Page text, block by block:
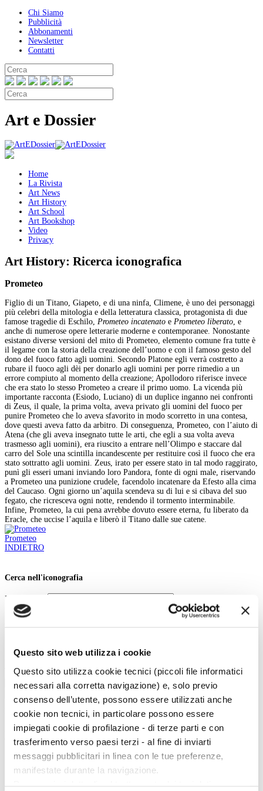
Questo sito web utilizza i cookie
Questo sito utilizza cookie tecnici (piccoli file informatici
necessari alla corretta navigazione) e, solo previo
consenso dell’utente, possono essere utilizzati anche
cookie non tecnici, in particolare possono essere
impiegati cookie di profilazione - di terze parti e con
trasferimento verso paesi terzi - al fine di inviarti
messaggi pubblicitari in linea con le tue preferenze,
manifestate durante la navigazione.
Chi Siamo
Pubblicità
Abbonamenti
Newsletter
Contatti
Art e Dossier
Home
La Rivista
Art News
Art History
Art School
Art Bookshop
Video
Privacy
Art History: Ricerca iconografica
Prometeo
Figlio di un Titano, Giapeto, e di una ninfa, Climene, è uno dei personaggi
più celebri della mitologia e della letteratura classica, protagonista di due
famose tragedie di Eschilo, Prometeo incatenato e Prometeo liberato, e
anche di numerose opere letterarie moderne e contemporanee. Nonostante
esistano diverse versioni del mito di Prometeo, elemento comune fra tutte è
il legame con la storia della creazione dell’uomo e con il famoso gesto del
dono del fuoco fatto agli uomini. Secondo Platone egli verrà costretto a
rubare il fuoco agli dèi per donarlo agli uomini per porre rimedio a un
errore compiuto al momento della creazione; Apollodoro riferisce invece
che era stato lo stesso Prometeo a creare il primo uomo. La vicenda più
importante racconta (Esiodo, Luciano) di un duplice inganno nei confronti
di Zeus, il quale, la prima volta, aveva privato gli uomini del fuoco per
punire Prometeo che lo aveva sfavorito in modo scorretto in una contesa,
dove questi aveva fatto da arbitro. Di conseguenza, Prometeo, con l’aiuto di
Atena (che gli aveva insegnato tutte le arti, che egli a sua volta aveva
trasmesso agli uomini), era riuscito a entrare nell’Olimpo e staccare dal
carro del Sole una scintilla incandescente per restituire così il fuoco che era
stato sottratto agli uomini. Zeus, irato per essere stato in tal modo raggirato,
punì gli esseri umani inviando loro Pandora, fonte di ogni male, riservando
a Prometeo una punizione crudele, facendolo incatenare da Efesto alla cima
del Caucaso. Ogni giorno un’aquila scendeva su di lui e si cibava del suo
fegato, che ricresceva ogni notte, rendendo il tormento interminabile.
Infine, Prometeo, la cui pena avrebbe dovuto essere eterna, fu liberato da
Eracle, che uccise l’aquila e liberò il Titano dalle sue catene.
Prometeo
INDIETRO
Cerca nell'iconografia
Iconografia:
Parole chiave:
Titolo
Tipo:
Cerca
La vita e le opere dei grandi artisti dal Duecento al Novecento.
Art History è la sezione di Artedossier.it dedicata ai grandi artisti del passato
e ai loro capolavori.
Una straordinaria occasione per incontrare i grandi maestri d'arte, conoscere
la loro vita, gli eventi e gli incontri che hanno segnato la loro esistenza.